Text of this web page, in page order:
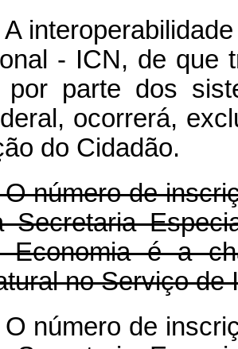
- ICN, de que
por parte dos
ocorrerá,
do Cidadão.
número de
Secretaria
Economia é a
no Serviço de
número de